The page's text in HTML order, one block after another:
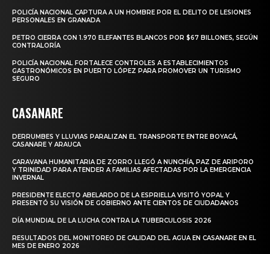
POLICÍA NACIONAL CAPTURA A UN HOMBRE POR EL DELITO DE LESIONES
PERSONALES EN GRANADA
PETRO CIERRA CON 1.970 ELEFANTES BLANCOS POR $67 BILLONES, SEGÚN
CONTRALORÍA
POLICÍA NACIONAL FORTALECE CONTROLES A ESTABLECIMIENTOS
GASTRONÓMICOS EN PUERTO LÓPEZ PARA PROMOVER UN TURISMO
SEGURO
CASANARE
DERRUMBES Y LLUVIAS PARALIZAN EL TRANSPORTE ENTRE BOYACÁ,
CASANARE Y ARAUCA
CARAVANA HUMANITARIA DE ZORRO LLEGÓ A NUNCHÍA, PAZ DE ARIPORO
Y TRINIDAD PARA ATENDER A FAMILIAS AFECTADAS POR LA EMERGENCIA
INVERNAL
PRESIDENTE ELECTO ABELARDO DE LA ESPRIELLA VISITÓ YOPAL Y
PRESENTÓ SU VISIÓN DE GOBIERNO ANTE CIENTOS DE CIUDADANOS
DÍA MUNDIAL DE LA LUCHA CONTRA LA TUBERCULOSIS 2026
RESULTADOS DEL MONITOREO DE CALIDAD DEL AGUA EN CASANARE EN EL
MES DE ENERO 2026